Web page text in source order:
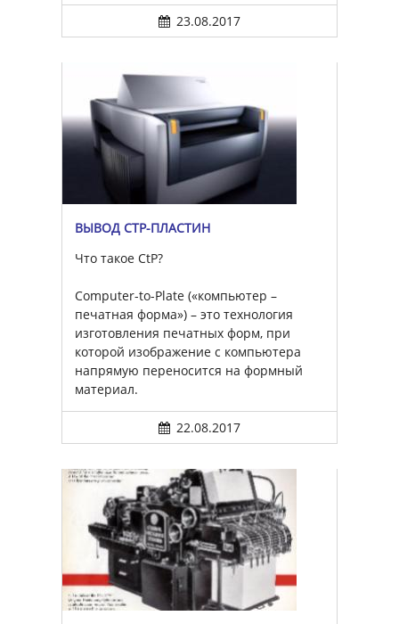
23.08.2017
ВЫВОД CTP-ПЛАСТИН
Что такое CtP?
Computer-to-Plate («компьютер –
печатная форма») – это технология
изготовления печатных форм, при
которой изображение с компьютера
напрямую переносится на формный
материал.
22.08.2017